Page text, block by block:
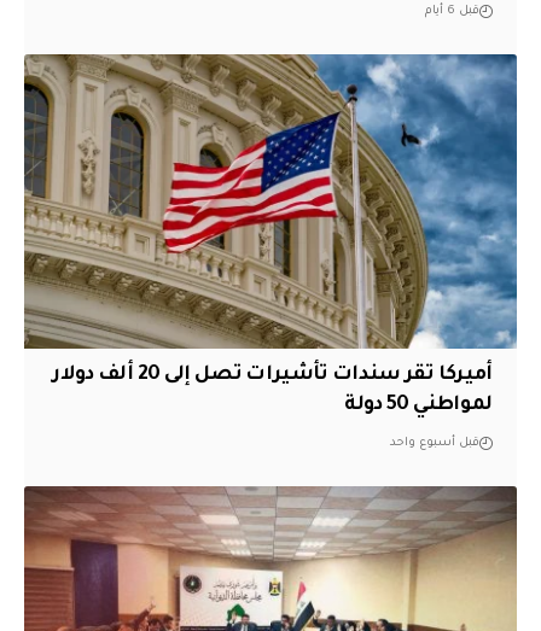
قبل 6 أيام
أميركا تقر سندات تأشيرات تصل إلى 20 ألف دولار
لمواطني 50 دولة
قبل أسبوع واحد